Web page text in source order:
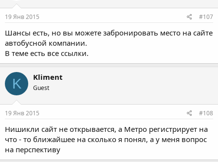
19 Янв 2015 #107
Шансы есть, но вы можете забронировать место на сайте
автобусной компании.
В теме есть все ссылки.
K Kliment
Guest
19 Янв 2015 #108
Нишикли сайт не открывается, а Метро регистрирует на
что - то ближайшее на сколько я понял, а у меня вопрос
на перспективу